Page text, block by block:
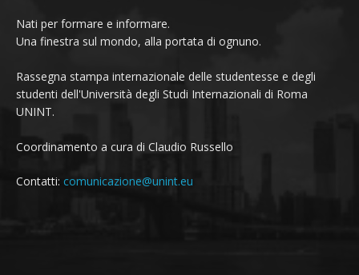
Nati per formare e informare.
Una finestra sul mondo, alla portata di ognuno.
Rassegna stampa internazionale delle studentesse e degli
studenti dell'Università degli Studi Internazionali di Roma
UNINT.
Coordinamento a cura di Claudio Russello
Contatti: comunicazione@unint.eu